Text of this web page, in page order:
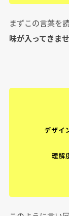
まずこの言葉を
味が入ってきま